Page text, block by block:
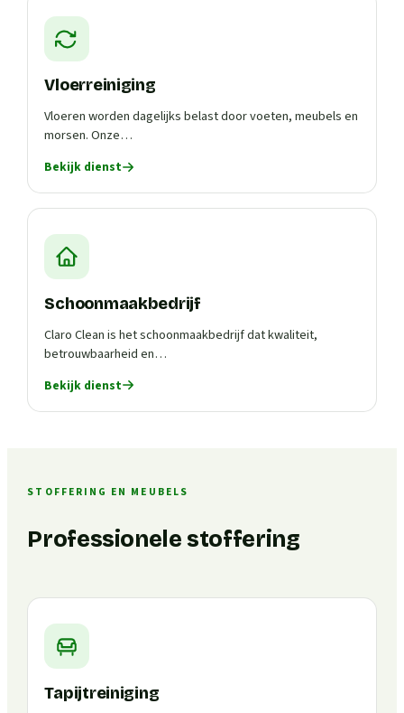
Vloerreiniging
Vloeren worden dagelijks belast door voeten, meubels en
morsen. Onze…
Bekijk dienst
Schoonmaakbedrijf
Claro Clean is het schoonmaakbedrijf dat kwaliteit,
betrouwbaarheid en…
Bekijk dienst
STOFFERING EN MEUBELS
Professionele stoffering
Tapijtreiniging